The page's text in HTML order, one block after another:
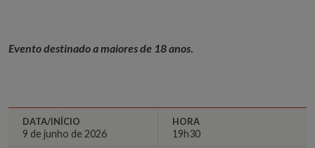
Evento destinado a maiores de 18 anos.
DATA/INÍCIO
9 de junho de 2026
HORA
19h30